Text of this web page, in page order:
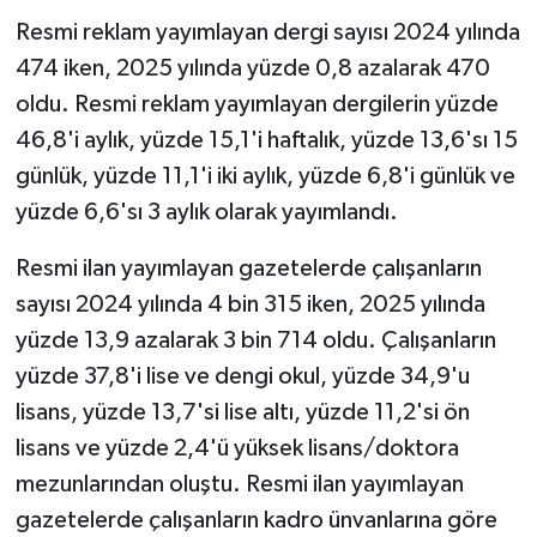
Resmi reklam yayımlayan dergi sayısı 2024 yılında
474 iken, 2025 yılında yüzde 0,8 azalarak 470
oldu. Resmi reklam yayımlayan dergilerin yüzde
46,8'i aylık, yüzde 15,1'i haftalık, yüzde 13,6'sı 15
günlük, yüzde 11,1'i iki aylık, yüzde 6,8'i günlük ve
yüzde 6,6'sı 3 aylık olarak yayımlandı.
Resmi ilan yayımlayan gazetelerde çalışanların
sayısı 2024 yılında 4 bin 315 iken, 2025 yılında
yüzde 13,9 azalarak 3 bin 714 oldu. Çalışanların
yüzde 37,8'i lise ve dengi okul, yüzde 34,9'u
lisans, yüzde 13,7'si lise altı, yüzde 11,2'si ön
lisans ve yüzde 2,4'ü yüksek lisans/doktora
mezunlarından oluştu. Resmi ilan yayımlayan
gazetelerde çalışanların kadro ünvanlarına göre